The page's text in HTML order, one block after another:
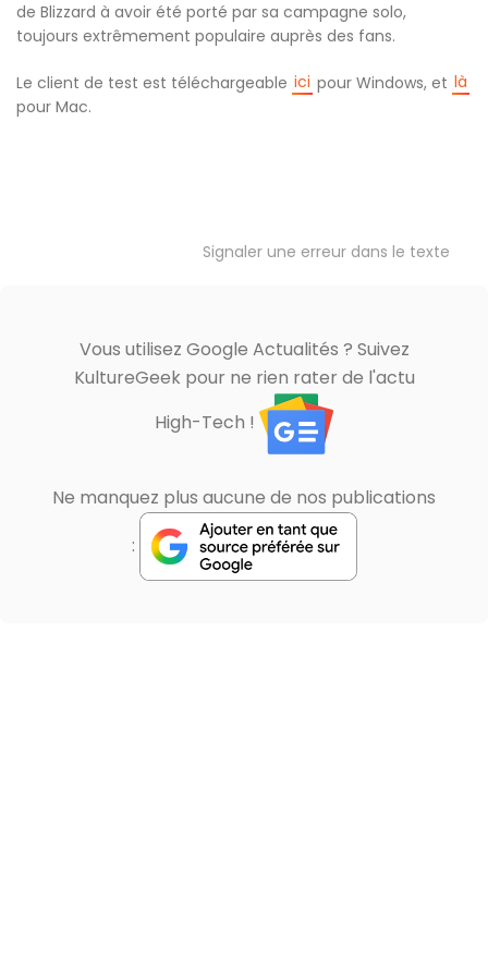
de Blizzard à avoir été porté par sa campagne solo,
toujours extrêmement populaire auprès des fans.
Le client de test est téléchargeable ici pour Windows, et là
pour Mac.
Signaler une erreur dans le texte
Vous utilisez Google Actualités ? Suivez
KultureGeek pour ne rien rater de l'actu
High-Tech !
Ne manquez plus aucune de nos publications
: